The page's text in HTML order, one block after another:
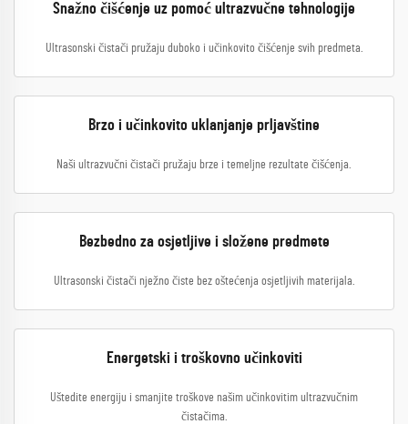
Snažno čišćenje uz pomoć ultrazvučne tehnologije
Ultrasonski čistači pružaju duboko i učinkovito čišćenje svih predmeta.
Brzo i učinkovito uklanjanje prljavštine
Naši ultrazvučni čistači pružaju brze i temeljne rezultate čišćenja.
Bezbedno za osjetljive i složene predmete
Ultrasonski čistači nježno čiste bez oštećenja osjetljivih materijala.
Energetski i troškovno učinkoviti
Uštedite energiju i smanjite troškove našim učinkovitim ultrazvučnim
čistačima.